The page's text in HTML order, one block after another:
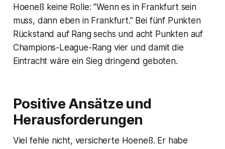
Hoeneß keine Rolle: "Wenn es in Frankfurt sein
muss, dann eben in Frankfurt." Bei fünf Punkten
Rückstand auf Rang sechs und acht Punkten auf
Champions-League-Rang vier und damit die
Eintracht wäre ein Sieg dringend geboten.
Positive Ansätze und
Herausforderungen
Viel fehle nicht, versicherte Hoeneß. Er habe